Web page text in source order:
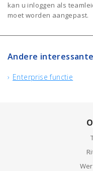
kan u inloggen als
moet worden aangepast.
Andere
Enterprise functie